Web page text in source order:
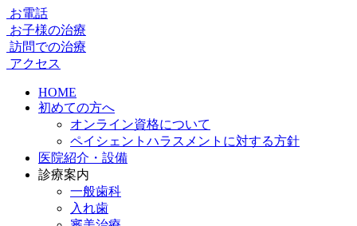
お電話
お子様の治療
訪問での治療
アクセス
HOME
初めての方へ
オンライン資格について
ペイシェントハラスメントに対する方針
医院紹介・設備
診療案内
一般歯科
入れ歯